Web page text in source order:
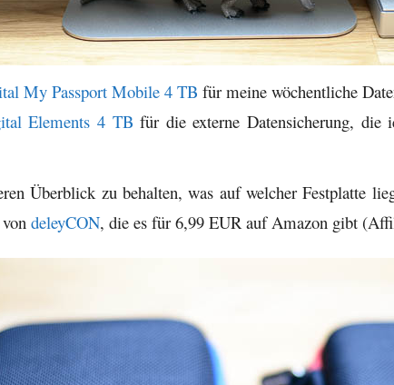
My Passport Mobile 4 TB für meine wöchentliche
Elements 4 TB für die externe Datensicherung,
Überblick zu behalten, was auf welcher Festplatte
deleyCON, die es für 6,99 EUR auf Amazon gibt